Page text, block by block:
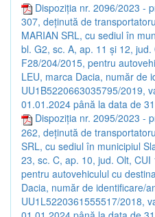
Dispoziția nr. 2096/2023 -
307, deținută de
MARIAN SRL, cu sediul în
bl. G2, sc. A, ap. 11 și 12,
F28/204/2015, pentru
LEU, marca Dacia, număr de
UU1B5220663035795/2019,
01.01.2024 până la data de
Dispoziția nr. 2095/2023 -
262, deținută de
SRL, cu sediul în municipiul
23, sc. C, ap. 10, jud. Olt,
pentru autovehiculul cu
Dacia, număr de identificare/
UU1L5220361555517/2018,